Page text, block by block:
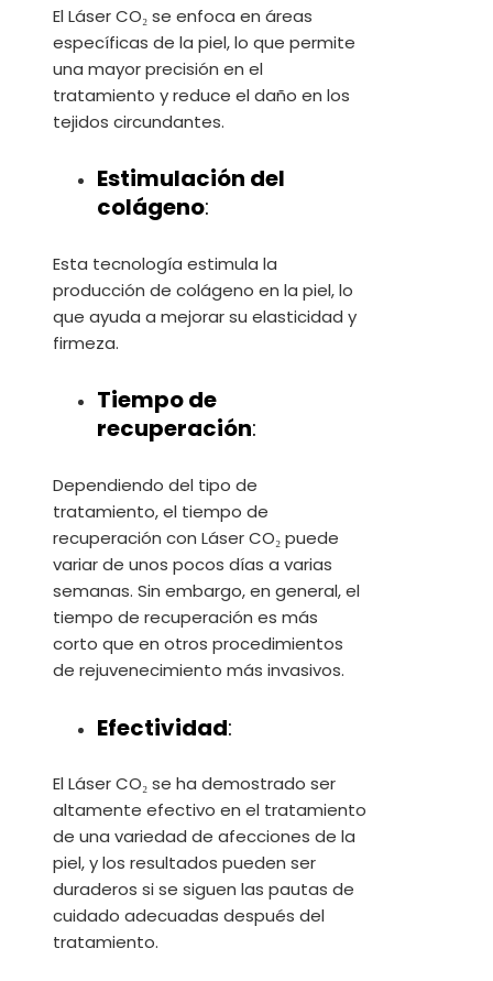
El Láser CO₂ se enfoca en áreas
específicas de la piel, lo que permite
una mayor precisión en el
tratamiento y reduce el daño en los
tejidos circundantes.
Estimulación del
colágeno:
Esta tecnología estimula la
producción de colágeno en la piel, lo
que ayuda a mejorar su elasticidad y
firmeza.
Tiempo de
recuperación:
Dependiendo del tipo de
tratamiento, el tiempo de
recuperación con Láser CO₂ puede
variar de unos pocos días a varias
semanas. Sin embargo, en general, el
tiempo de recuperación es más
corto que en otros procedimientos
de rejuvenecimiento más invasivos.
Efectividad:
El Láser CO₂ se ha demostrado ser
altamente efectivo en el tratamiento
de una variedad de afecciones de la
piel, y los resultados pueden ser
duraderos si se siguen las pautas de
cuidado adecuadas después del
tratamiento.